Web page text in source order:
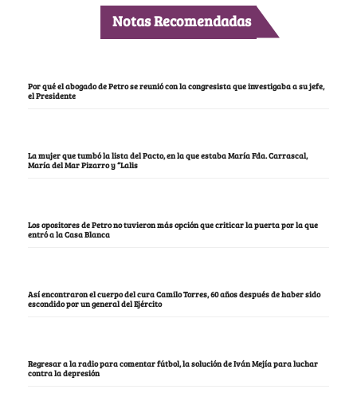
Notas Recomendadas
Por qué el abogado de Petro se reunió con la congresista que investigaba a su jefe,
el Presidente
La mujer que tumbó la lista del Pacto, en la que estaba María Fda. Carrascal,
María del Mar Pizarro y “Lalis
Los opositores de Petro no tuvieron más opción que criticar la puerta por la que
entró a la Casa Blanca
Así encontraron el cuerpo del cura Camilo Torres, 60 años después de haber sido
escondido por un general del Ejército
Regresar a la radio para comentar fútbol, la solución de Iván Mejía para luchar
contra la depresión